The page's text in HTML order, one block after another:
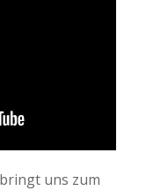
uns zum